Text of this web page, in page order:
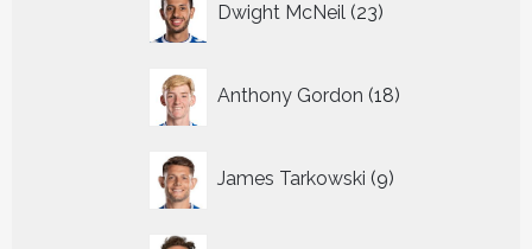
Dwight McNeil 23
producten
Anthony Gordon 18
producten
James Tarkowski 9
producten